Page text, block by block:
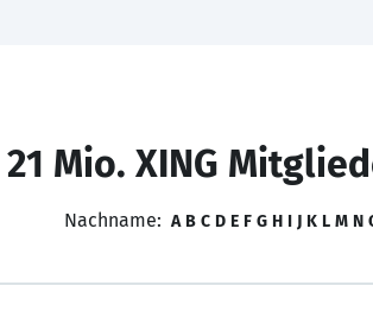
21 Mio. XING
Nachname: A B C D E F G H I J K L M N